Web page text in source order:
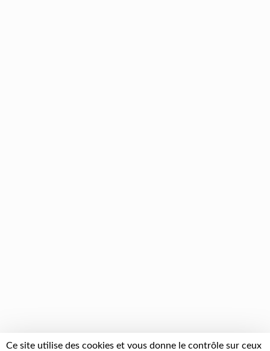
Ce site utilise des cookies et vous donne le contrôle sur ceux